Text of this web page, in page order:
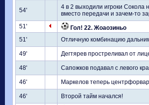
54'
4 в 2 выходили игроки
вместо передачи и зачем-то
51'
Гол! 22. Жоаозиньо
51'
Отличную комбинацию
49' Дегтярев простреливал от
48' Сапожков подавал с левого
46' Маркелов теперь
46'
Второй тайм начался!